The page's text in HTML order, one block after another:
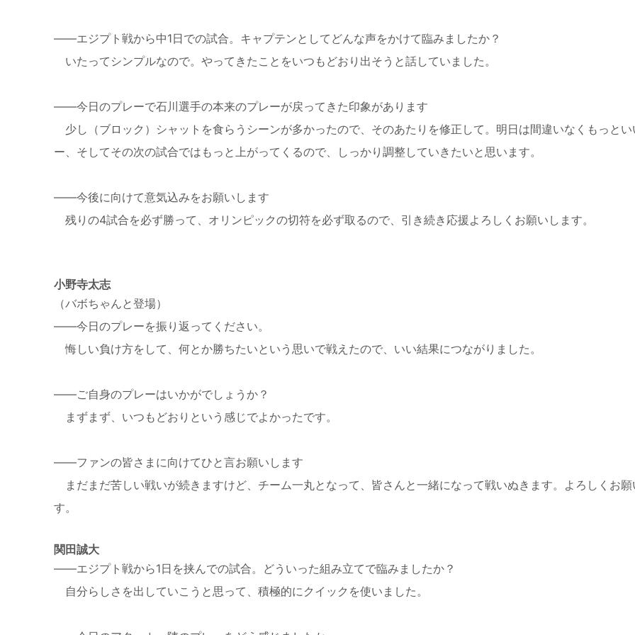
——エジプト戦から中1日での試合。キャプテンとしてどんな声をかけて臨みましたか？
いたってシンプルなので。やってきたことをいつもどおり出そうと話していました。
——今日のプレーで石川選手の本来のプレーが戻ってきた印象があります
少し（ブロック）シャットを食らうシーンが多かったので、そのあたりを修正して。明日は間違いなくもっとい
ー、そしてその次の試合ではもっと上がってくるので、しっかり調整していきたいと思います。
——今後に向けて意気込みをお願いします
残りの4試合を必ず勝って、オリンピックの切符を必ず取るので、引き続き応援よろしくお願いします。
小野寺太志
（バボちゃんと登場）
——今日のプレーを振り返ってください。
悔しい負け方をして、何とか勝ちたいという思いで戦えたので、いい結果につながりました。
——ご自身のプレーはいかがでしょうか？
まずまず、いつもどおりという感じでよかったです。
——ファンの皆さまに向けてひと言お願いします
まだまだ苦しい戦いが続きますけど、チーム一丸となって、皆さんと一緒になって戦いぬきます。よろしくお願
す。
関田誠大
——エジプト戦から1日を挟んでの試合。どういった組み立てで臨みましたか？
自分らしさを出していこうと思って、積極的にクイックを使いました。